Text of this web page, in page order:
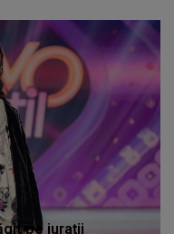
pe jurații